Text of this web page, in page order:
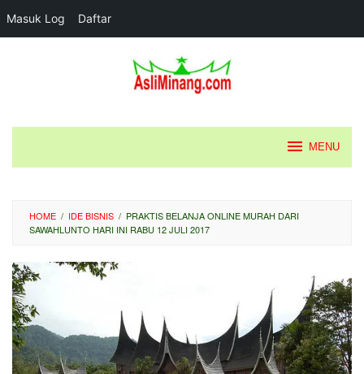
Masuk Log Daftar
MENU
HOME / IDE BISNIS / PRAKTIS BELANJA ONLINE MURAH DARI
SAWAHLUNTO HARI INI RABU 12 JULI 2017